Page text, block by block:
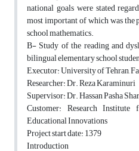
national goals were stated
most important of which was the
school mathematics.
B- Study of the reading and
bilingual elementary school
Executor: University of Tehran,
Researcher: Dr. Reza Karaminuri
Supervisor: Dr. Hassan Pasha
Customer: Research
Educational Innovations
Project start date: 1379
Introduction